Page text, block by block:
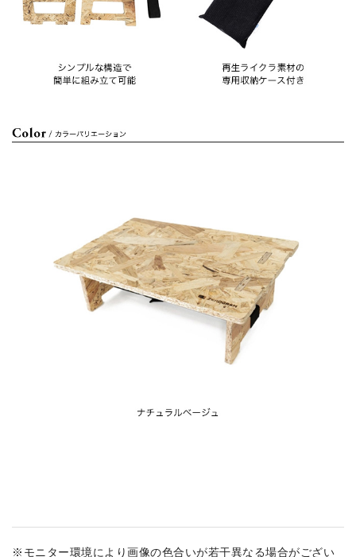
※モニター環境により画像の色合いが若干異なる場合がござい